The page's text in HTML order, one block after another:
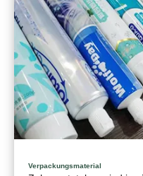
Verpackungsmaterial